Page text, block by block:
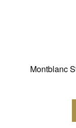
Montblanc